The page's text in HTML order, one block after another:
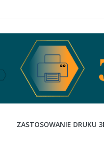
ZASTOSOWANIE DRUKU